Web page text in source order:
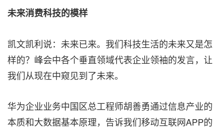
未来消费科技的模样
凯文凯利说：未来已来。我们科技生活的未来又是怎
样的？峰会中各个垂直领域代表企业领袖的发言，让
我们从现在中窥见到了未来。
华为企业业务中国区总工程师胡善勇通过信息产业的
本质和大数据基本原理，告诉我们移动互联网APP的